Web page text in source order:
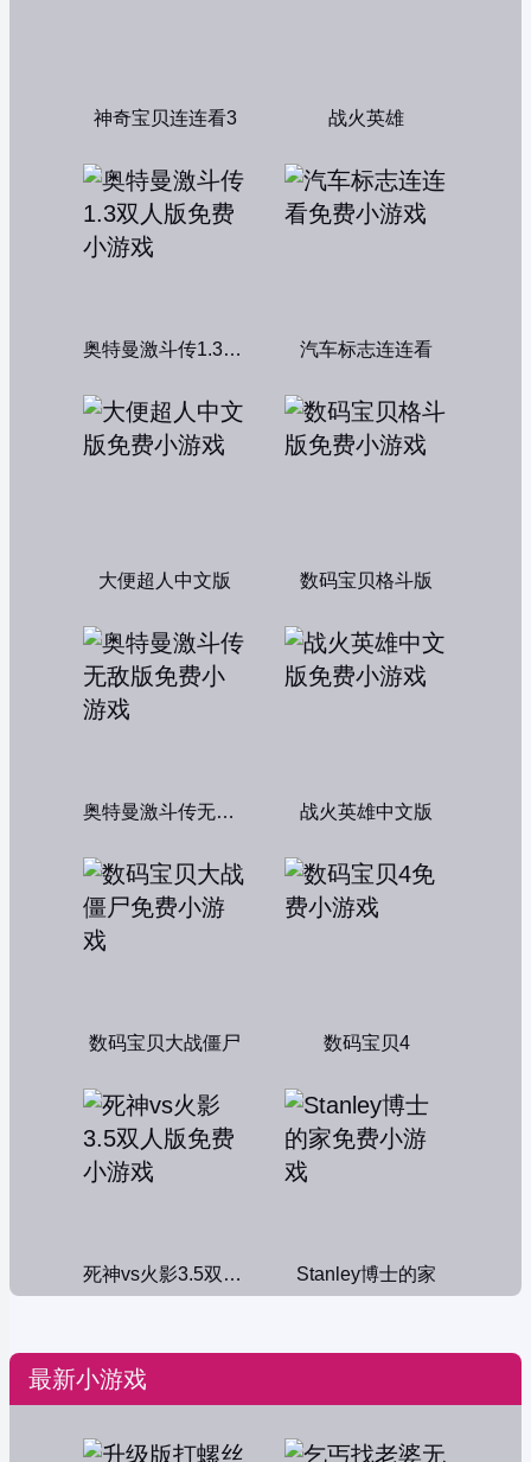
神奇宝贝连连看3 战火英雄
奥特曼激斗传1.3双人版 汽车标志连连看
大便超人中文版 数码宝贝格斗版
奥特曼激斗传无敌版 战火英雄中文版
数码宝贝大战僵尸 数码宝贝4
死神vs火影3.5双人版 Stanley博士的家
最新小游戏